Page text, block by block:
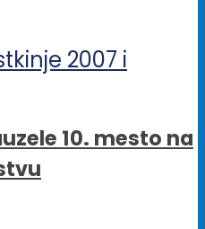
10. mesto na